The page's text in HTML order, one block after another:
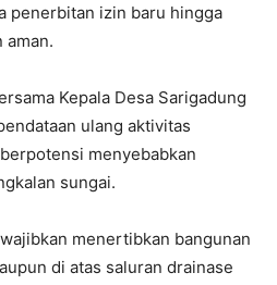
penerbitan izin baru hingga
aman.
Kepala Desa Sarigadung
ulang aktivitas
menyebabkan
sungai.
menertibkan bangunan
di atas saluran drainase